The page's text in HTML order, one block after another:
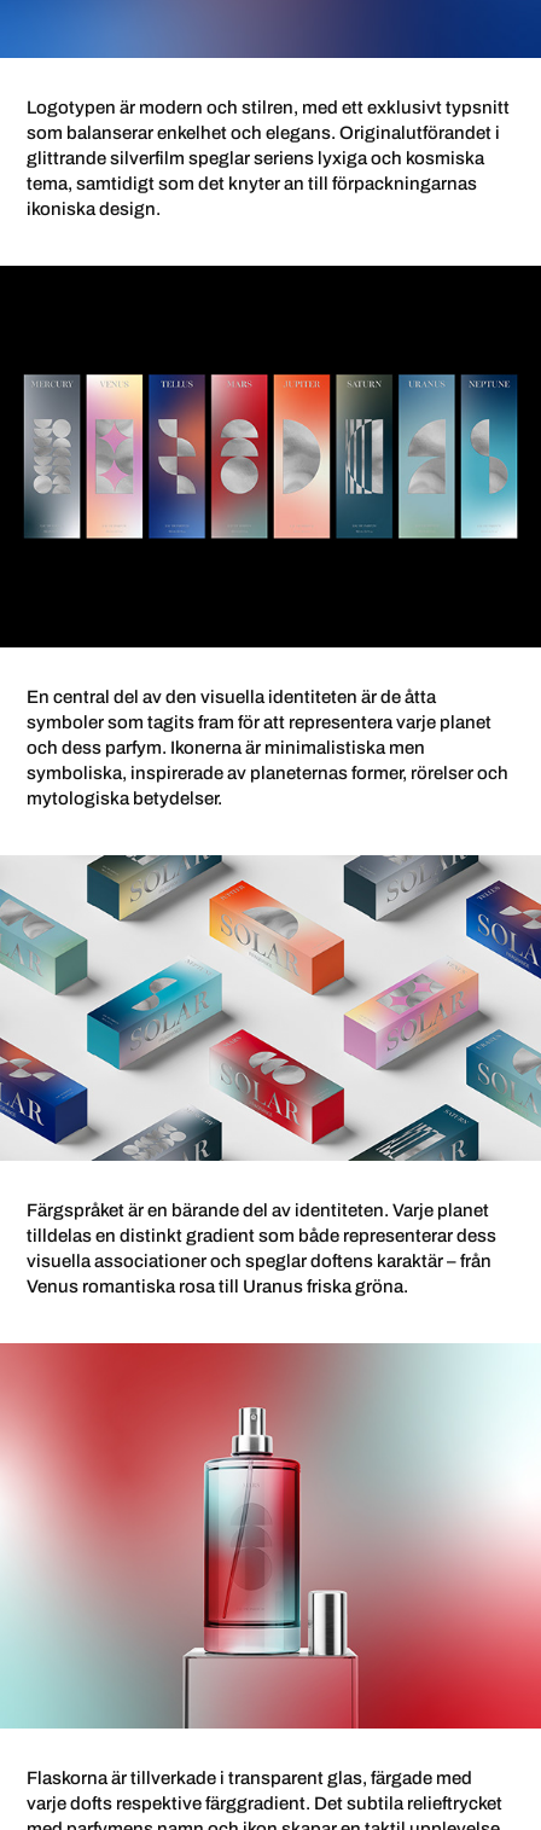
Logotypen är modern och stilren, med ett exklusivt typsnitt
som balanserar enkelhet och elegans. Originalutförandet i
glittrande silverfilm speglar seriens lyxiga och kosmiska
tema, samtidigt som det knyter an till förpackningarnas
ikoniska design.
En central del av den visuella identiteten är de åtta
symboler som tagits fram för att representera varje planet
och dess parfym. Ikonerna är minimalistiska men
symboliska, inspirerade av planeternas former, rörelser och
mytologiska betydelser.
Färgspråket är en bärande del av identiteten. Varje planet
tilldelas en distinkt gradient som både representerar dess
visuella associationer och speglar doftens karaktär – från
Venus romantiska rosa till Uranus friska gröna.
Flaskorna är tillverkade i transparent glas, färgade med
varje dofts respektive färggradient. Det subtila relieftrycket